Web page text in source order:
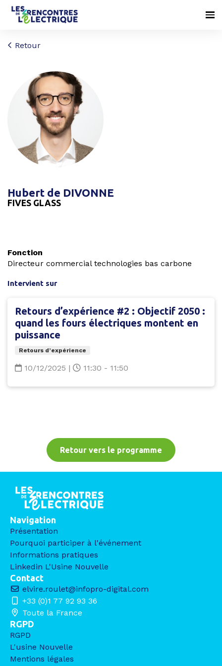
Retour
Hubert de DIVONNE
FIVES GLASS
Fonction
Directeur commercial technologies bas carbone
Intervient sur
Retours d’expérience #2 : Objectif 2050 :
quand les fours électriques montent en
puissance
Retours d’expérience
10/12/2025 | 11:30 - 11:50
Retour vers le programme
Navigation
Présentation
Pourquoi participer à l'événement
Informations pratiques
Linkedin L'Usine Nouvelle
Contact
elvire.roulet@infopro-digital.com
+33 (0)1 77 92 93 36
Toute la France
RGPD
RGPD
L'usine Nouvelle
Mentions légales